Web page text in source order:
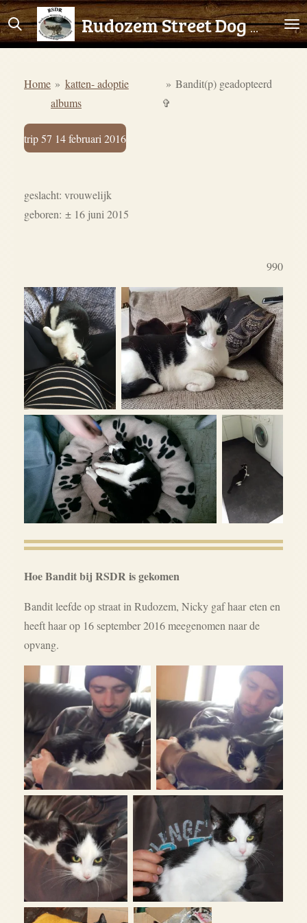
Ga
direct
hoofdinhoud
Rudozem Street Dog Rescue
Home » katten- adoptie
albums
» Bandit(p) geadopteerd
✞
trip 57 14 februari 2016
geslacht: vrouwelijk
geboren: ± 16 juni 2015
990
Hoe Bandit bij RSDR is gekomen
Bandit leefde op straat in Rudozem, Nicky gaf haar eten en
heeft haar op 16 september 2016 meegenomen naar de
opvang.